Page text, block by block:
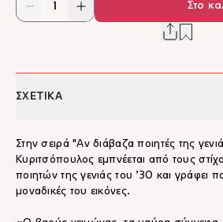
Στο
ΣΧΕΤΙΚΑ
Στην σειρά "Αν διάβαζα ποιητές της
Κυριτσόπουλος εμπνέεται από τους
ποιητών της γενιάς του ’30 και γράφει
μοναδικές του εικόνες.